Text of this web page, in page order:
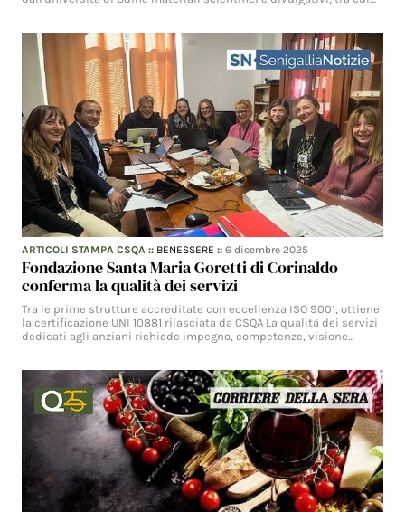
ARTICOLI STAMPA CSQA :: BENESSERE ::6 dicembre 2025
Fondazione Santa Maria Goretti di Corinaldo
conferma la qualità dei servizi
Tra le prime strutture accreditate con eccellenza ISO 9001, ottiene
la certificazione UNI 10881 rilasciata da CSQA La qualità dei servizi
dedicati agli anziani richiede impegno, competenze, visione…